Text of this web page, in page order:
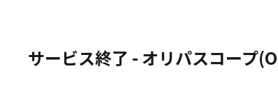
サービス終了 - オリパスコープ